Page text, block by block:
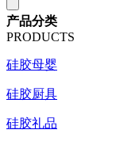
产品分类
PRODUCTS
硅胶母婴
硅胶厨具
硅胶礼品